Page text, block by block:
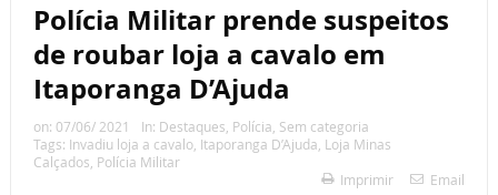
Polícia Militar prende suspeitos
de roubar loja a cavalo em
Itaporanga D’Ajuda
on: 07/06/ 2021 In: Destaques, Polícia, Sem categoria
Tags: Invadiu loja a cavalo, Itaporanga D’Ajuda, Loja Minas
Calçados, Polícia Militar
Imprimir
Email